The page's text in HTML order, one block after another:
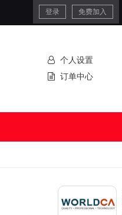
登录 免费加入
个人设置
订单中心